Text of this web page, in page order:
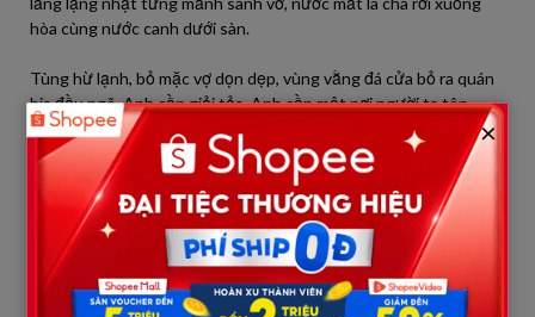
hòa cùng nước canh dưới sàn.
Tùng hừ lạnh, bỏ mặc vợ dọn dẹp, vùng vằng đá cửa bỏ ra quán
bia đầu ngõ. Anh cần giải tỏa. Anh cần một nơi người ta tôn
trọng anh, chứ không phải cái nhà tù túng với bát canh đại
dương này.
Đêm muộn, Tùng khật khưỡng trở về, hơi men khiến đầu óc anh
chếnh choáng nhưng cơn giận đã nguôi ngoai phần nào. Căn
nhà tối om. Vợ con đã ngủ.
Bụng đói cồn cào khiến Tùng mò vào bếp tìm mì tôm. Ánh đèn tủ
×